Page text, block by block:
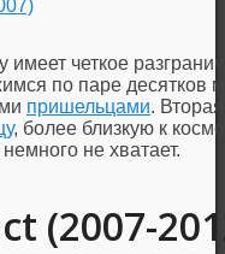
имеет четкое
по паре десятков
пришельцами.
, более близкую к
не хватает.
(2007-